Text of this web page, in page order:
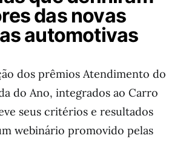
das novas
automotivas
dos prêmios Atendimento do
do Ano, integrados ao Carro
seus critérios e resultados
webinário promovido pelas